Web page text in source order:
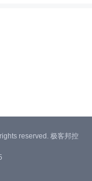
reserved. 极客邦控